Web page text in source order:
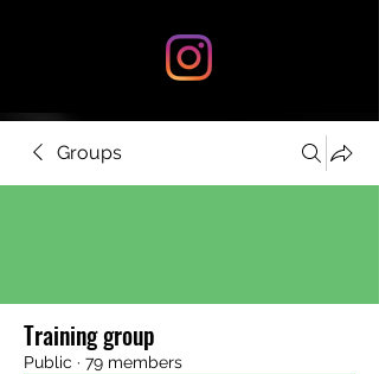
Groups
Training group
Public · 79 members